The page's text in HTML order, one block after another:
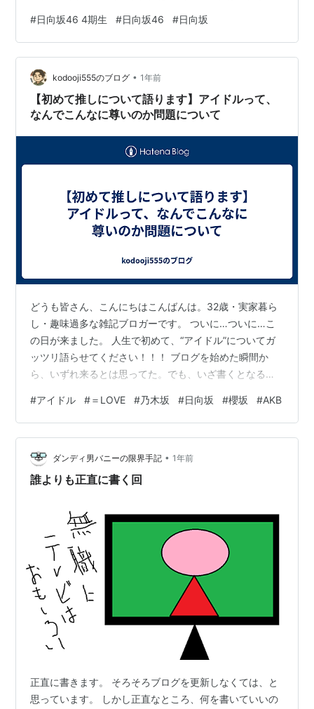
まさに人気最高潮なんだなと思わせるようなガチのおひ
さまが多かったのが印象的でした。 特に最終日、ダブア
ンのあと終演放送のあとも4期生コールが止まらない状態
で、オーバーザレインボーの新生日向坂公演よりも熱量
が凄かったです！4期生ライブが開催されたら、また参加
したいです！！
#日向坂46 4期生 #日向坂46 #日向坂
kodooji555のブログ • 1年前
【初めて推しについて語ります】アイドルって、
なんでこんなに尊いのか問題について
どうも皆さん、こんにちはこんばんは。32歳・実家暮ら
し・趣味過多な雑記ブロガーです。 ついに…ついに…こ
の日が来ました。 人生で初めて、“アイドル”についてガ
ッツリ語らせてください！！！ ブログを始めた瞬間か
ら、いずれ来るとは思ってた。でも、いざ書くとなると
す。 【原点】全ては「ヘビーローテーション」から始ま
った あれは中学生だったか高校生だったか…。気づけば
私は、テレビの前でAKB48の「会いたかった」を口ずさ
み、「推し」という概念をまだ知らないまま、大島優子
に心を撃ち抜かれていました。 あの瞬間が、オタクの胎
#アイドル #＝LOVE #乃木坂 #日向坂 #櫻坂 #AKB
ダンディ男バニーの限界手記 • 1年前
誰よりも正直に書く回
正直に書きます。 そろそろブログを更新しなくては、と
思っています。 しかし正直なところ、何を書いていいの